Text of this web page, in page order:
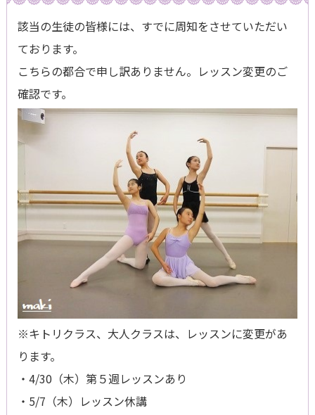
該当の生徒の皆様には、すでに周知をさせていただい
ております。
こちらの都合で申し訳ありません。レッスン変更のご
確認です。
※キトリクラス、大人クラスは、レッスンに変更があ
ります。
・4/30（木）第５週レッスンあり
・5/7（木）レッスン休講